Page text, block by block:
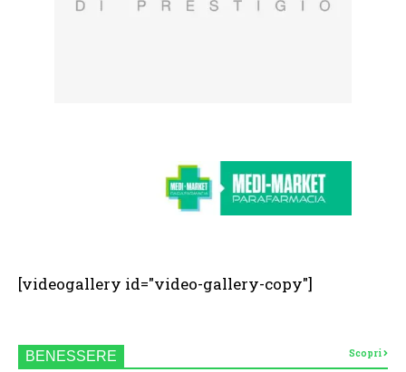
[videogallery id="video-gallery-copy"]
BENESSERE Scopri